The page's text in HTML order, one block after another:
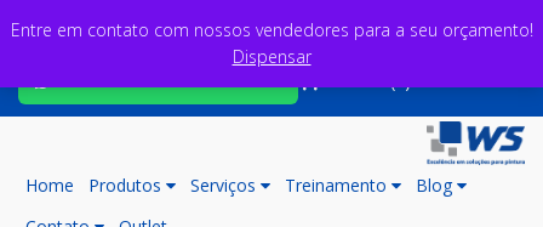
Home Produtos Serviços Treinamento
Blog
Entre em contato com nossos vendedores para a seu orçamento!
Dispensar